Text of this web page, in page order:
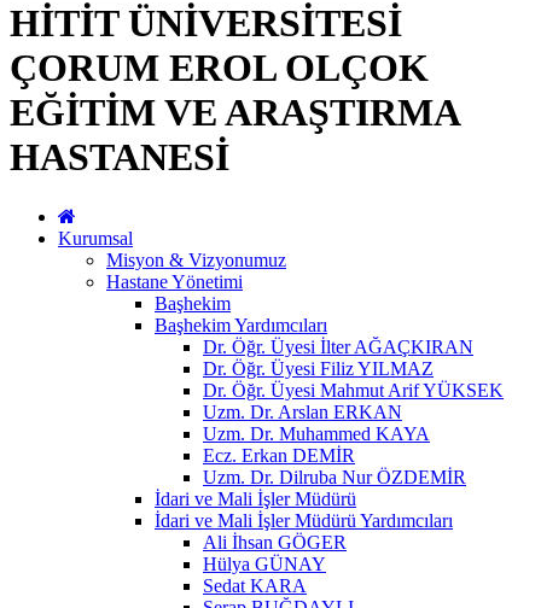
HİTİT ÜNİVERSİTESİ
ÇORUM EROL OLÇOK
EĞİTİM VE ARAŞTIRMA
HASTANESİ
Kurumsal
Misyon & Vizyonumuz
Hastane Yönetimi
Başhekim
Başhekim Yardımcıları
Dr. Öğr. Üyesi İlter AĞAÇKIRAN
Dr. Öğr. Üyesi Filiz YILMAZ
Dr. Öğr. Üyesi Mahmut Arif YÜKSEK
Uzm. Dr. Arslan ERKAN
Uzm. Dr. Muhammed KAYA
Ecz. Erkan DEMİR
Uzm. Dr. Dilruba Nur ÖZDEMİR
İdari ve Mali İşler Müdürü
İdari ve Mali İşler Müdürü Yardımcıları
Ali İhsan GÖGER
Hülya GÜNAY
Sedat KARA